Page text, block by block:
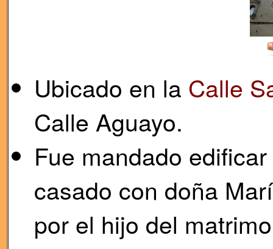
Ubicado en la Calle
Calle Aguayo.
Fue mandado
casado con doña
por el hijo del